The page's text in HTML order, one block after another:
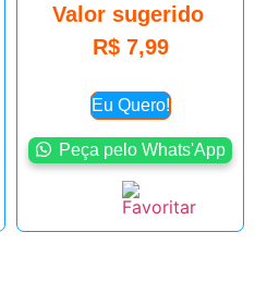
Valor sugerido
R$7,99
Eu Quero!
Peça pelo Whats'App